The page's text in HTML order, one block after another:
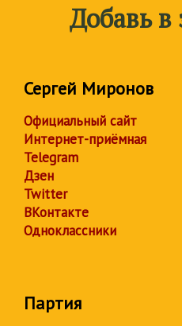
Добавь в
Сергей Миронов
Официальный сайт
Интернет-приёмная
Telegram
Дзен
Twitter
ВКонтакте
Одноклассники
Партия